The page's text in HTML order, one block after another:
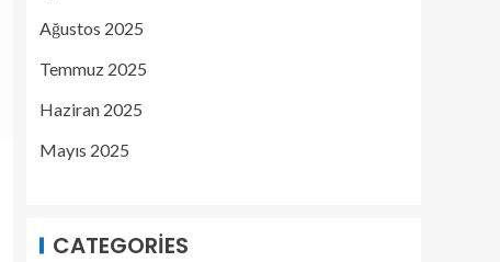
Ağustos 2025
Temmuz 2025
Haziran 2025
Mayıs 2025
CATEGORIES